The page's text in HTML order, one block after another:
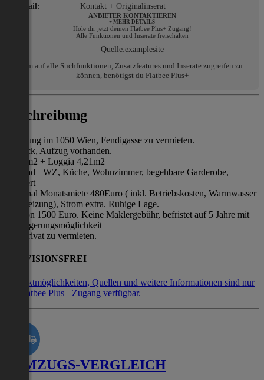
E-Mail:
Kontakt + Originalinserat
ANBIETER KONTAKTIEREN
+ MEHR DETAILS
Hole dir jetzt deinen Flatbee Plus+ Zugang!
Alle Funktionen und Inserate freischalten
Quelle:examplesite
Um auf alle Suchfunktionen, Zusatzfeatures und Inserate zugreifen zu
können, benötigst du Flatbee Plus+
Beschreibung
Wohnung im 1050 Wien, Fendigasse zu vermieten.
4. Stock, Aufzug vorhanden.
36,72m2 + Loggia 4,21m2
VZ,Bad+ WZ, Küche, Wohnzimmer, begehbare Garderobe,
möbliert
Pauschal Monatsmiete 480Euro ( inkl. Betriebskosten, Warmwasser
und Heizung), Strom extra. Ruhige Lage.
Kaution 1500 Euro. Keine Maklergebühr, befristet auf 5 Jahre mit
Verlängerungsmöglichkeit
Von Privat zu vermieten.
PROVISIONSFREI
Kontaktmöglichkeiten, Quellen und weitere Informationen sind nur
mit Flatbee Plus+ Zugang verfügbar.
UMZUGS-VERGLEICH